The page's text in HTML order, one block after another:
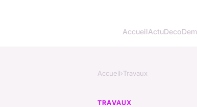
AccueilActuDeco
Accueil›Travaux
TRAVAUX